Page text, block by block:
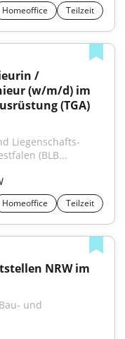
Homeoffice Teilzeit
/
(w/m/d) im
(TGA)
Liegenschafts­
(BLB...
Homeoffice Teilzeit
NRW im
und